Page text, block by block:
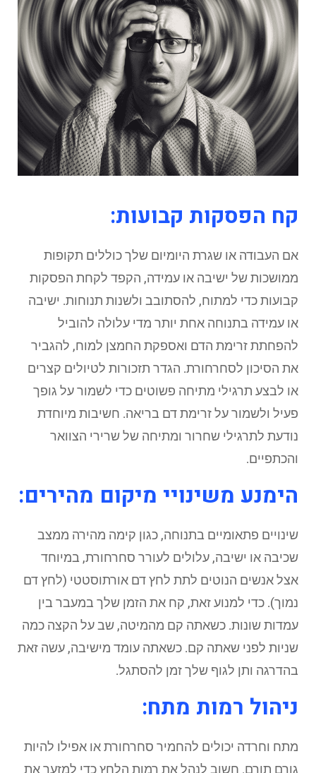
קח הפסקות קבועות:
אם העבודה או שגרת היומיום שלך כוללים תקופות
ממושכות של ישיבה או עמידה, הקפד לקחת הפסקות
קבועות כדי למתוח, להסתובב ולשנות תנוחות. ישיבה
או עמידה בתנוחה אחת יותר מדי עלולה להוביל
להפחתת זרימת הדם ואספקת החמצן למוח, להגביר
את הסיכון לסחרחורת. הגדר תזכורות לטיולים קצרים
או לבצע תרגילי מתיחה פשוטים כדי לשמור על גופך
פעיל ולשמור על זרימת דם בריאה. חשיבות מיוחדת
נודעת לתרגילי שחרור ומתיחה של שרירי הצוואר
והכתפיים.
הימנע משינויי מיקום מהירים:
שינויים פתאומיים בתנוחה, כגון קימה מהירה ממצב
שכיבה או ישיבה, עלולים לעורר סחרחורת, במיוחד
אצל אנשים הנוטים לתת לחץ דם אורתוסטטי (לחץ דם
נמוך). כדי למנוע זאת, קח את הזמן שלך במעבר בין
עמדות שונות. כשאתה קם מהמיטה, שב על הקצה כמה
שניות לפני שאתה קם. כשאתה עומד מישיבה, עשה זאת
בהדרגה ותן לגוף שלך זמן להסתגל.
ניהול רמות מתח:
מתח וחרדה יכולים להחמיר סחרחורת או אפילו להיות
גורם תורם. חשוב לנהל את רמות הלחץ כדי למזער את